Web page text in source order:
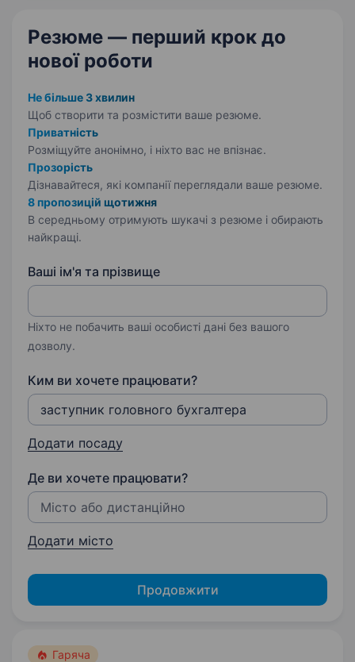
Резюме — перший крок до
нової роботи
Не більше 3 хвилин
Щоб створити та розмістити ваше резюме.
Приватність
Розміщуйте анонімно, і ніхто вас не впізнає.
Прозорість
Дізнавайтеся, які компанії переглядали ваше резюме.
8 пропозицій щотижня
В середньому отримують шукачі з резюме і обирають
найкращі.
Ваші ім'я та прізвище
Ніхто не побачить ваші особисті дані без вашого
дозволу.
Ким ви хочете працювати?
Додати посаду
Де ви хочете працювати?
Додати місто
Продовжити
Гаряча